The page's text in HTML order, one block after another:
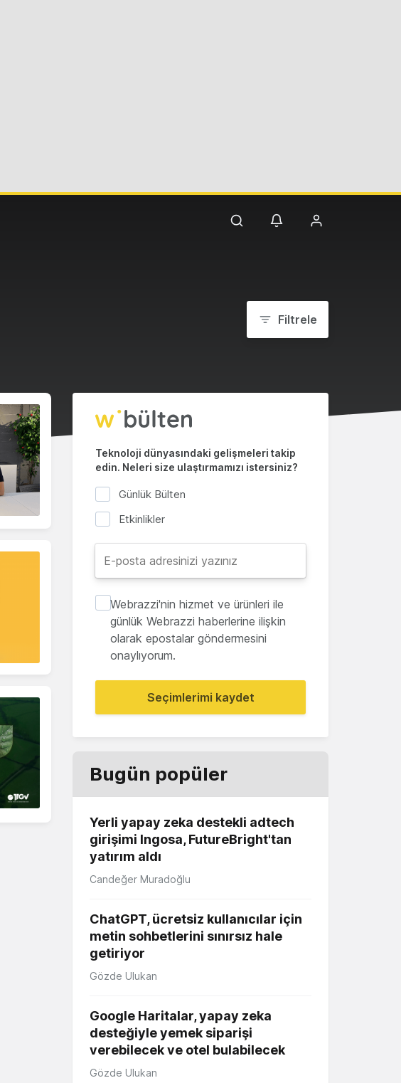
Filtrele
Teknoloji dünyasındaki gelişmeleri takip
edin. Neleri size ulaştırmamızı istersiniz?
Günlük Bülten
Etkinlikler
Webrazzi'nin hizmet ve ürünleri ile
günlük Webrazzi haberlerine ilişkin
olarak epostalar göndermesini
onaylıyorum.
Seçimlerimi kaydet
Bugün popüler
Yerli yapay zeka destekli adtech
girişimi Ingosa, FutureBright'tan
yatırım aldı
Candeğer Muradoğlu
ChatGPT, ücretsiz kullanıcılar için
metin sohbetlerini sınırsız hale
getiriyor
Gözde Ulukan
Google Haritalar, yapay zeka
desteğiyle yemek siparişi
verebilecek ve otel bulabilecek
Gözde Ulukan